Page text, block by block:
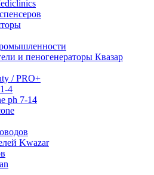
и пеногенераторы Квазар
/ PRO+
4
ph 7-14
Kwazar